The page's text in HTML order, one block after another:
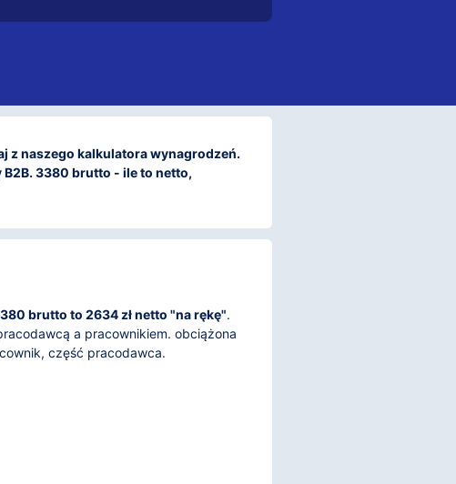
z naszego kalkulatora wynagrodzeń.
3380 brutto - ile to netto,
brutto to 2634 zł netto "na rękę".
a pracownikiem. obciążona
część pracodawca.